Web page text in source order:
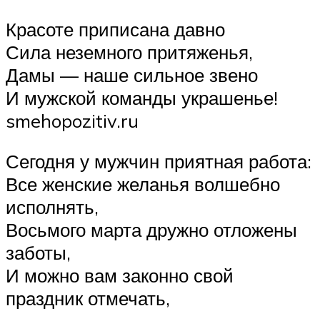
Красоте приписана давно
Сила неземного притяженья,
Дамы — наше сильное звено
И мужской команды украшенье!
smehopozitiv.ru
Сегодня у мужчин приятная работа:
Все женские желанья волшебно
исполнять,
Восьмого марта дружно отложены
заботы,
И можно вам законно свой
праздник отмечать,